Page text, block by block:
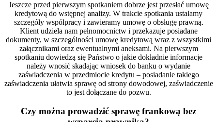
Jeszcze przed pierwszym spotkaniem dobrze jest przesłać umowę
kredytową do wstępnej analizy. W trakcie spotkania ustalamy
szczegóły współpracy i zawieramy umowę o obsługę prawną.
Klient udziela nam pełnomocnictw i przekazuje posiadane
dokumenty, w szczególności umowę kredytową wraz z wszystkimi
załącznikami oraz ewentualnymi aneksami. Na pierwszym
spotkaniu dowiedzą się Państwo o jakie dokładnie informacje
należy wnosić skadając wniosek do banku o wydanie
zaświadczenia w przedmiocie kredytu – posiadanie takiego
zaświadczenia ułatwia sprawę od strony dowodowej, zaświadczenie
to jest dołączane do pozwu.
Czy można prowadzić sprawę frankową bez